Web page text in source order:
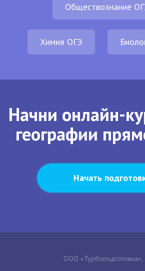
Обществознание
Химия ОГЭ
Начни онлайн-
географии
Начать
ООО «Турбоподготовка»,